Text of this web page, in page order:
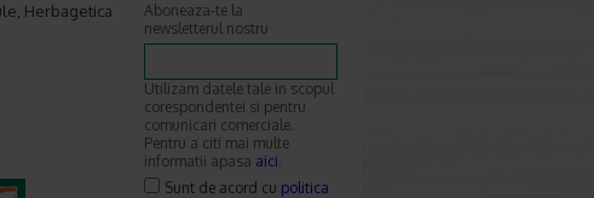
Herbagetica
Aboneaza-te la
newsletterul nostru
Utilizam datele tale in scopul
corespondentei si pentru
comunicari comerciale.
Pentru a citi mai multe
informatii apasa aici.
Sunt de acord cu politica